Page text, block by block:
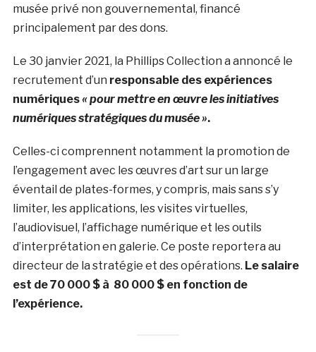
musée privé non gouvernemental, financé
principalement par des dons.
Le 30 janvier 2021, la Phillips Collection a annoncé le
recrutement d’un responsable des expériences
numériques« pour mettre en œuvre les initiatives
numériques stratégiques du musée ».
Celles-ci comprennent notamment la promotion de
l’engagement avec les œuvres d’art sur un large
éventail de plates-formes, y compris, mais sans s’y
limiter, les applications, les visites virtuelles,
l’audiovisuel, l’affichage numérique et les outils
d’interprétation en galerie. Ce poste reportera au
directeur de la stratégie et des opérations. Le salaire
est de 70 000 $ à 80 000 $ en fonction de
l’expérience.